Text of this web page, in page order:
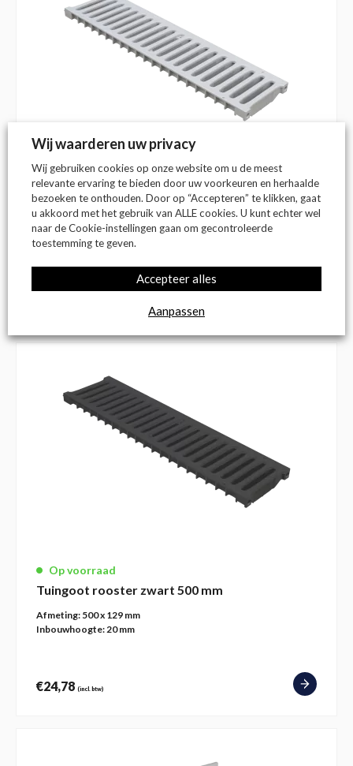
Op voorraad
Tuingoot rooster grijs 500 mm
Afmeting:500 x 129 mm
Inbouwhoogte: 20 mm
Op voorraad
Tuingoot rooster zwart 500 mm
Afmeting: 500 x 129 mm
Inbouwhoogte:20 mm
€24,78 (incl. btw)
Wij waarderen uw privacy
Wij gebruiken cookies op onze website om u de meest
relevante ervaring te bieden door uw voorkeuren en herhaalde
bezoeken te onthouden. Door op “Accepteren” te klikken, gaat
u akkoord met het gebruik van ALLE cookies. U kunt echter wel
naar de Cookie-instellingen gaan om gecontroleerde
toestemming te geven.
Aanpassen
Accepteer alles